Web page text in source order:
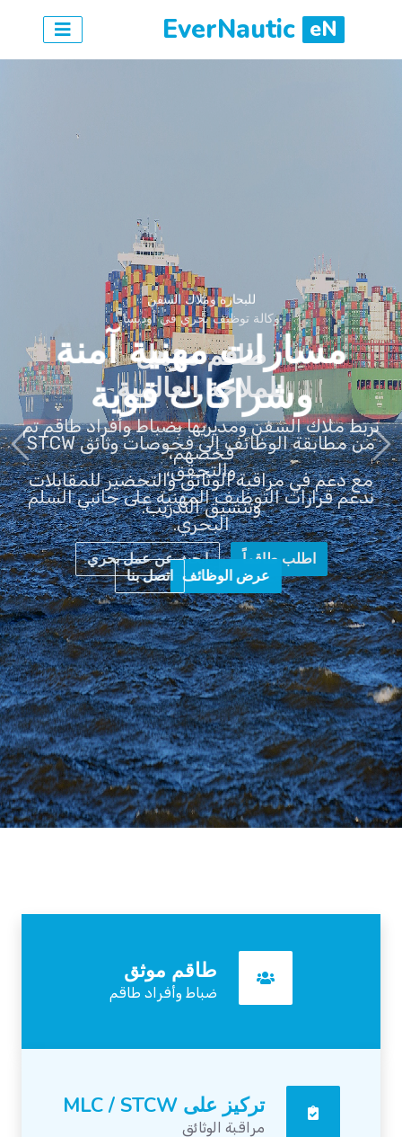
eN
EverNautic
للبحارة وملاك السفن
مسارات مهنية آمنة
وشراكات قوية
من مطابقة الوظائف إلى فحوصات وثائق STCW
والتحقق،
ندعم قرارات التوظيف المهنية على جانبي السلم
البحري.
عرض الوظائف اتصل بنا
طاقم موثق
ضباط وأفراد طاقم
تركيز على MLC / STCW
مراقبة الوثائق